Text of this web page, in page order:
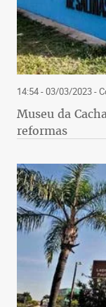
14:54 - 03/03/2023-
Museu da
reformas